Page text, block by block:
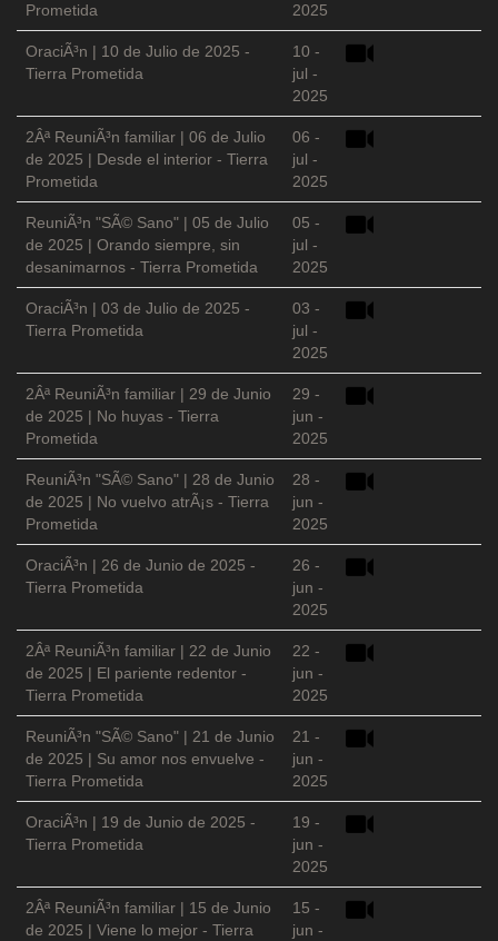
Prometida
2025
OraciÃ³n | 10 de Julio de 2025 -
Tierra Prometida
10 -
jul -
2025
2Âª ReuniÃ³n familiar | 06 de Julio
de 2025 | Desde el interior - Tierra
Prometida
06 -
jul -
2025
ReuniÃ³n "SÃ© Sano" | 05 de Julio
de 2025 | Orando siempre, sin
desanimarnos - Tierra Prometida
05 -
jul -
2025
OraciÃ³n | 03 de Julio de 2025 -
Tierra Prometida
03 -
jul -
2025
2Âª ReuniÃ³n familiar | 29 de Junio
de 2025 | No huyas - Tierra
Prometida
29 -
jun -
2025
ReuniÃ³n "SÃ© Sano" | 28 de Junio
de 2025 | No vuelvo atrÃ¡s - Tierra
Prometida
28 -
jun -
2025
OraciÃ³n | 26 de Junio de 2025 -
Tierra Prometida
26 -
jun -
2025
2Âª ReuniÃ³n familiar | 22 de Junio
de 2025 | El pariente redentor -
Tierra Prometida
22 -
jun -
2025
ReuniÃ³n "SÃ© Sano" | 21 de Junio
de 2025 | Su amor nos envuelve -
Tierra Prometida
21 -
jun -
2025
OraciÃ³n | 19 de Junio de 2025 -
Tierra Prometida
19 -
jun -
2025
2Âª ReuniÃ³n familiar | 15 de Junio
de 2025 | Viene lo mejor - Tierra
15 -
jun -